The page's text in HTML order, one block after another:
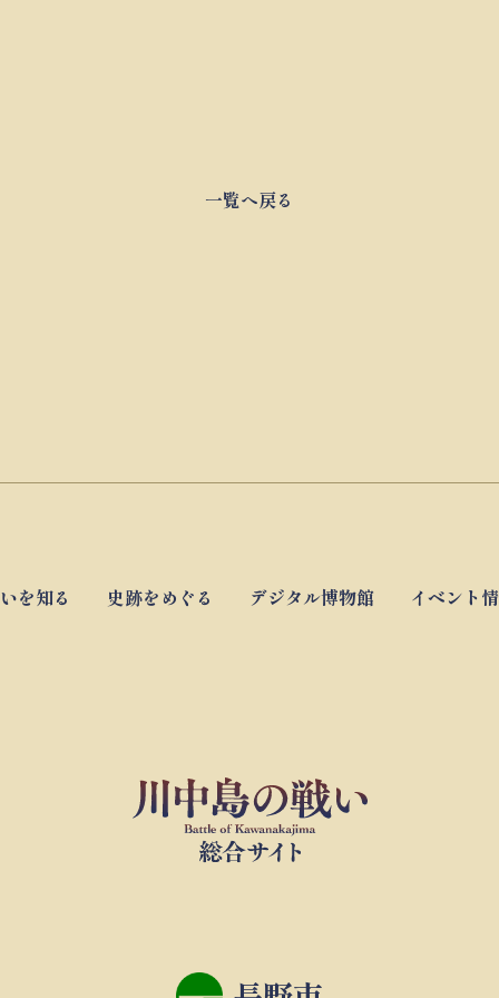
一覧へ戻る
を知る 史跡をめぐる デジタル博物館 イベント